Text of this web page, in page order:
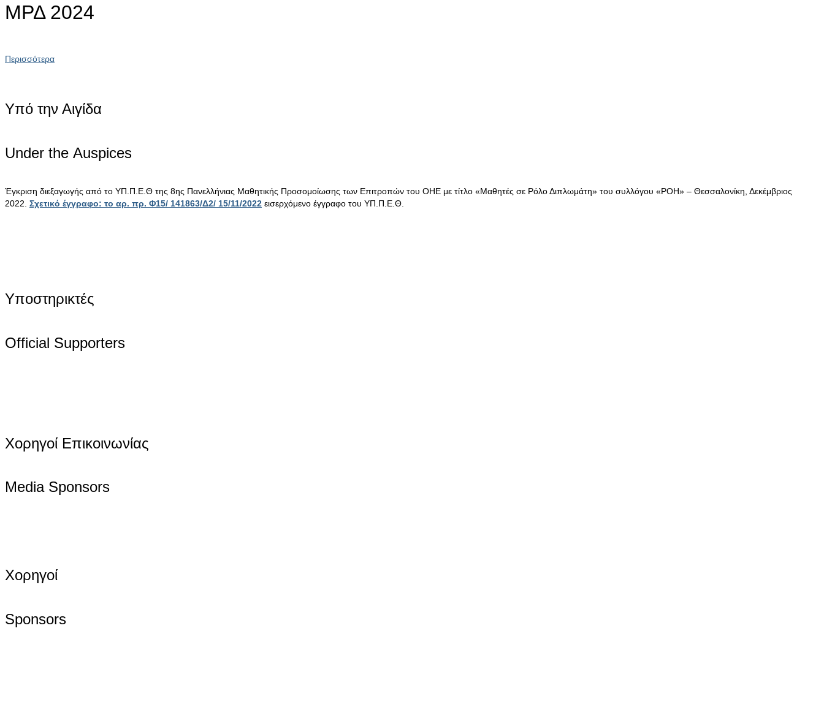
ΜΡΔ 2024
Περισσότερα
Υπό την Αιγίδα
Under the Αuspices
Έγκριση διεξαγωγής από το ΥΠ.Π.Ε.Θ της 8ης Πανελλήνιας Μαθητικής Προσομοίωσης των Επιτροπών του ΟΗΕ με τίτλο «Μαθητές σε Ρόλο Διπλωμάτη» του συλλόγου «ΡΟΗ» – Θεσσαλονίκη, Δεκέμβριος
2022. Σχετικό έγγραφο: το αρ. πρ. Φ15/ 141863/Δ2/ 15/11/2022 εισερχόμενο έγγραφο του ΥΠ.Π.Ε.Θ.
Υποστηρικτές
Official Supporters
Χορηγοί Επικοινωνίας
Media Sponsors
Χορηγοί
Sponsors